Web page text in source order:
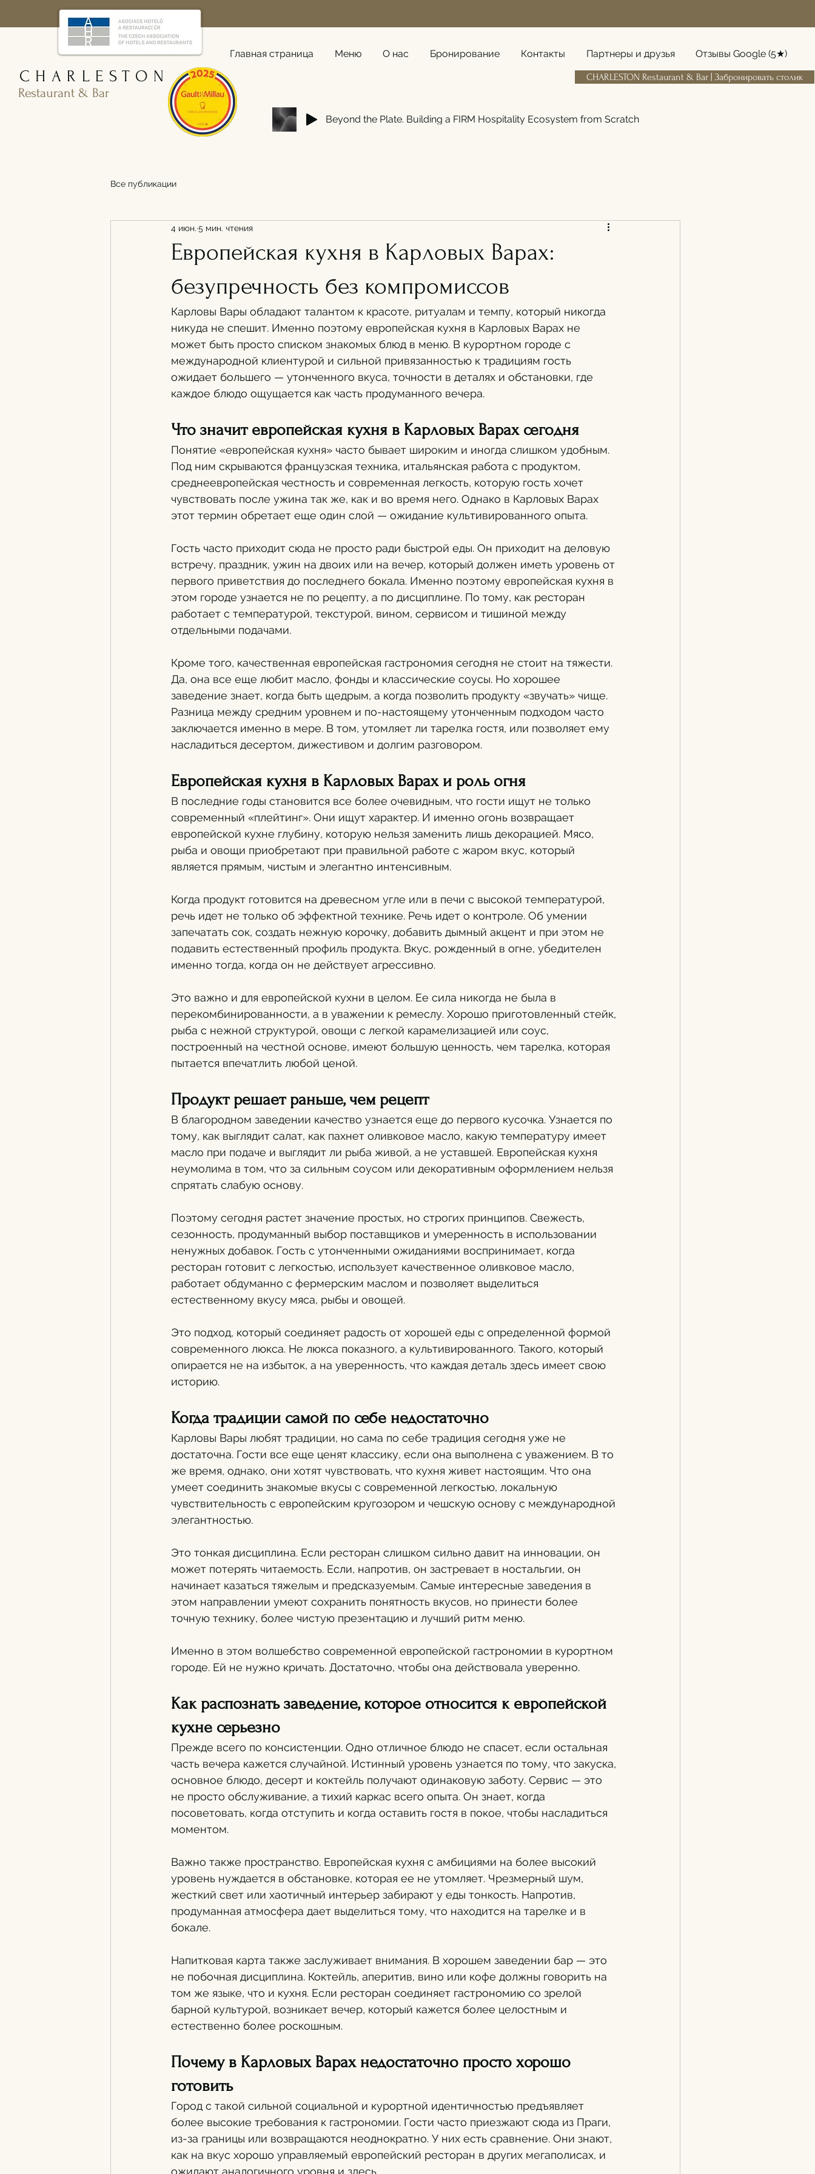
CHARLESTON
Restaurant & Bar
Главная страница Меню О нас Бронирование Контакты Партнеры и друзья Отзывы Google (5★)
CHARLESTON Restaurant & Bar | Забронировать столик
Beyond the Plate. Building a FIRM Hospitality Ecosystem from Scratch
Все публикации
Европейская кухня в Карловых Варах:
безупречность без компромиссов
4 июн. 5 мин. чтения
Карловы Вары обладают талантом к красоте, ритуалам и темпу, который никогда
никуда не спешит. Именно поэтому европейская кухня в Карловых Варах не
может быть просто списком знакомых блюд в меню. В курортном городе с
международной клиентурой и сильной привязанностью к традициям гость
ожидает большего — утонченного вкуса, точности в деталях и обстановки, где
каждое блюдо ощущается как часть продуманного вечера.
Что значит европейская кухня в Карловых Варах сегодня
Понятие «европейская кухня» часто бывает широким и иногда слишком удобным.
Под ним скрываются французская техника, итальянская работа с продуктом,
среднеевропейская честность и современная легкость, которую гость хочет
чувствовать после ужина так же, как и во время него. Однако в Карловых Варах
этот термин обретает еще один слой — ожидание культивированного опыта.
Гость часто приходит сюда не просто ради быстрой еды. Он приходит на деловую
встречу, праздник, ужин на двоих или на вечер, который должен иметь уровень от
первого приветствия до последнего бокала. Именно поэтому европейская кухня в
этом городе узнается не по рецепту, а по дисциплине. По тому, как ресторан
работает с температурой, текстурой, вином, сервисом и тишиной между
отдельными подачами.
Кроме того, качественная европейская гастрономия сегодня не стоит на тяжести.
Да, она все еще любит масло, фонды и классические соусы. Но хорошее
заведение знает, когда быть щедрым, а когда позволить продукту «звучать» чище.
Разница между средним уровнем и по-настоящему утонченным подходом часто
заключается именно в мере. В том, утомляет ли тарелка гостя, или позволяет ему
насладиться десертом, дижестивом и долгим разговором.
Европейская кухня в Карловых Варах и роль огня
В последние годы становится все более очевидным, что гости ищут не только
современный «плейтинг». Они ищут характер. И именно огонь возвращает
европейской кухне глубину, которую нельзя заменить лишь декорацией. Мясо,
рыба и овощи приобретают при правильной работе с жаром вкус, который
является прямым, чистым и элегантно интенсивным.
Когда продукт готовится на древесном угле или в печи с высокой температурой,
речь идет не только об эффектной технике. Речь идет о контроле. Об умении
запечатать сок, создать нежную корочку, добавить дымный акцент и при этом не
подавить естественный профиль продукта. Вкус, рожденный в огне, убедителен
именно тогда, когда он не действует агрессивно.
Это важно и для европейской кухни в целом. Ее сила никогда не была в
перекомбинированности, а в уважении к ремеслу. Хорошо приготовленный стейк,
рыба с нежной структурой, овощи с легкой карамелизацией или соус,
построенный на честной основе, имеют большую ценность, чем тарелка, которая
пытается впечатлить любой ценой.
Продукт решает раньше, чем рецепт
В благородном заведении качество узнается еще до первого кусочка. Узнается по
тому, как выглядит салат, как пахнет оливковое масло, какую температуру имеет
масло при подаче и выглядит ли рыба живой, а не уставшей. Европейская кухня
неумолима в том, что за сильным соусом или декоративным оформлением нельзя
спрятать слабую основу.
Поэтому сегодня растет значение простых, но строгих принципов. Свежесть,
сезонность, продуманный выбор поставщиков и умеренность в использовании
ненужных добавок. Гость с утонченными ожиданиями воспринимает, когда
ресторан готовит с легкостью, использует качественное оливковое масло,
работает обдуманно с фермерским маслом и позволяет выделиться
естественному вкусу мяса, рыбы и овощей.
Это подход, который соединяет радость от хорошей еды с определенной формой
современного люкса. Не люкса показного, а культивированного. Такого, который
опирается не на избыток, а на уверенность, что каждая деталь здесь имеет свою
историю.
Когда традиции самой по себе недостаточно
Карловы Вары любят традиции, но сама по себе традиция сегодня уже не
достаточна. Гости все еще ценят классику, если она выполнена с уважением. В то
же время, однако, они хотят чувствовать, что кухня живет настоящим. Что она
умеет соединить знакомые вкусы с современной легкостью, локальную
чувствительность с европейским кругозором и чешскую основу с международной
элегантностью.
Это тонкая дисциплина. Если ресторан слишком сильно давит на инновации, он
может потерять читаемость. Если, напротив, он застревает в ностальгии, он
начинает казаться тяжелым и предсказуемым. Самые интересные заведения в
этом направлении умеют сохранить понятность вкусов, но принести более
точную технику, более чистую презентацию и лучший ритм меню.
Именно в этом волшебство современной европейской гастрономии в курортном
городе. Ей не нужно кричать. Достаточно, чтобы она действовала уверенно.
Как распознать заведение, которое относится к европейской
кухне серьезно
Прежде всего по консистенции. Одно отличное блюдо не спасет, если остальная
часть вечера кажется случайной. Истинный уровень узнается по тому, что закуска,
основное блюдо, десерт и коктейль получают одинаковую заботу. Сервис — это
не просто обслуживание, а тихий каркас всего опыта. Он знает, когда
посоветовать, когда отступить и когда оставить гостя в покое, чтобы насладиться
моментом.
Важно также пространство. Европейская кухня с амбициями на более высокий
уровень нуждается в обстановке, которая ее не утомляет. Чрезмерный шум,
жесткий свет или хаотичный интерьер забирают у еды тонкость. Напротив,
продуманная атмосфера дает выделиться тому, что находится на тарелке и в
бокале.
Напитковая карта также заслуживает внимания. В хорошем заведении бар — это
не побочная дисциплина. Коктейль, аперитив, вино или кофе должны говорить на
том же языке, что и кухня. Если ресторан соединяет гастрономию со зрелой
барной культурой, возникает вечер, который кажется более целостным и
естественно более роскошным.
Почему в Карловых Варах недостаточно просто хорошо
готовить
Город с такой сильной социальной и курортной идентичностью предъявляет
более высокие требования к гастрономии. Гости часто приезжают сюда из Праги,
из-за границы или возвращаются неоднократно. У них есть сравнение. Они знают,
как на вкус хорошо управляемый европейский ресторан в других мегаполисах, и
ожидают аналогичного уровня и здесь.